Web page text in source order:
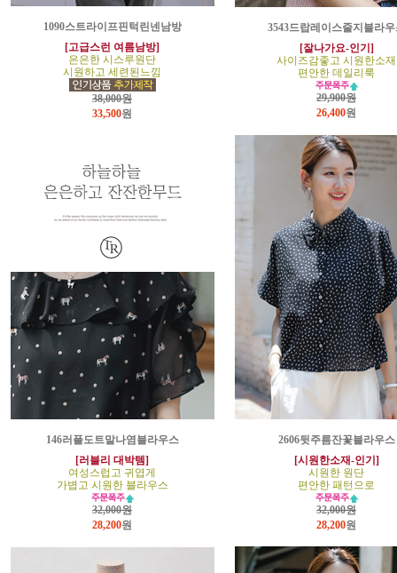
1090스트라이프핀턱린넨남방
[고급스런 여름남방]
은은한 시스루원단
시원하고 세련된느낌
38,000원
33,500원
3543드랍레이스줄지블라우
[잘나가요-인기]
사이즈감좋고 시원한소재
편안한 데일리룩
29,900원
26,400원
146러플도트말나염블라우스
[러블리 대박템]
여성스럽고 귀엽게
가볍고 시원한 블라우스
32,000원
28,200원
2606뒷주름잔꽃블라우스
[시원한소재-인기]
시원한 원단
편안한 패턴으로
32,000원
28,200원